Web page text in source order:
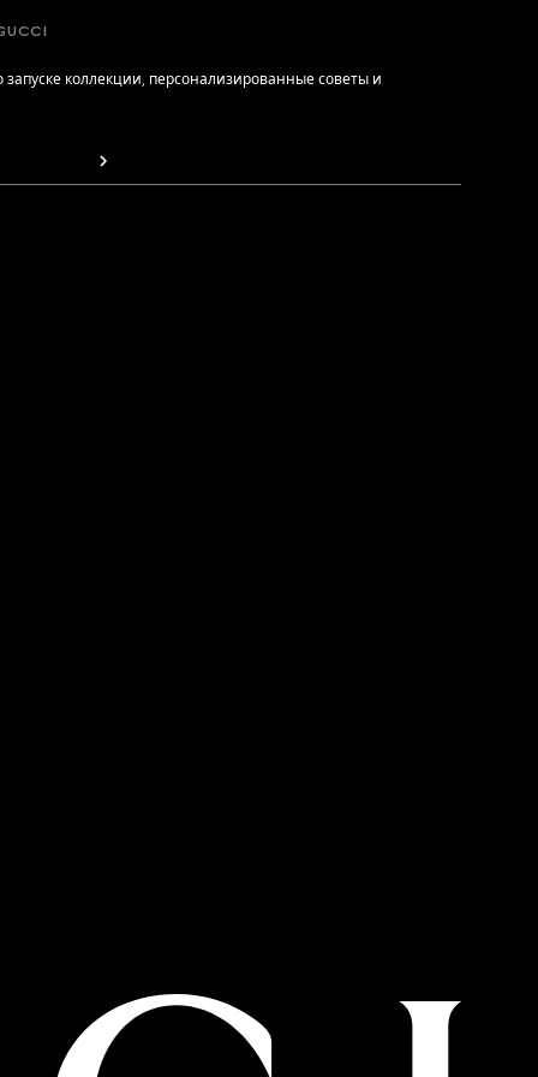
коллекции, персонализированные советы и